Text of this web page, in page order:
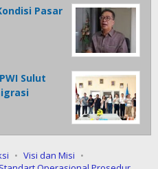
Pasar
Sulut
Visi dan Misi